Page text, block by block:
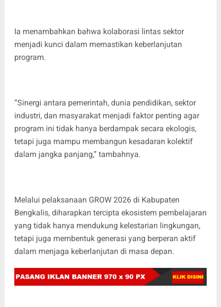
Ia menambahkan bahwa kolaborasi lintas sektor
menjadi kunci dalam memastikan keberlanjutan
program.
“Sinergi antara pemerintah, dunia pendidikan, sektor
industri, dan masyarakat menjadi faktor penting agar
program ini tidak hanya berdampak secara ekologis,
tetapi juga mampu membangun kesadaran kolektif
dalam jangka panjang,” tambahnya.
Melalui pelaksanaan GROW 2026 di Kabupaten
Bengkalis, diharapkan tercipta ekosistem pembelajaran
yang tidak hanya mendukung kelestarian lingkungan,
tetapi juga membentuk generasi yang berperan aktif
dalam menjaga keberlanjutan di masa depan.